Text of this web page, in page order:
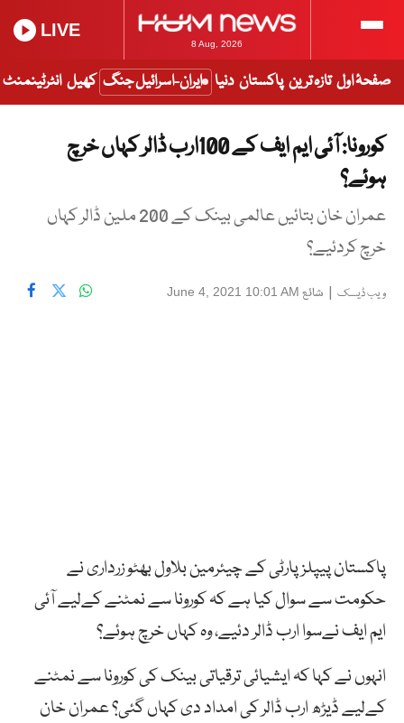
8 Aug, 2026
LIVE
صفحۂ اول تازہ ترین پاکستان دنیا ایران-اسرائیل جنگ کھیل انٹرٹینمنٹ
کورونا: آئی ایم ایف کے 100ارب ڈالر کہاں خرچ
ہوئے؟
عمران خان بتائیں عالمی بینک کے 200 ملین ڈالر کہاں
خرچ کردئیے؟
ویب ڈیسک | شائع June 4, 2021 10:01 AM
پاکستان پیپلزپارٹی کے چیئرمین بلاول بھٹو زرداری نے
حکومت سے سوال کیا ہے کہ کورونا سے نمٹنے کےلیے آئی
ایم ایف نےسوا ارب ڈالر دئیے، وہ کہاں خرچ ہوئے؟
انہوں نے کہا کہ ایشیائی ترقیاتی بینک کی کورونا سے نمٹنے
کےلیے ڈیڑھ ارب ڈالر کی امداد دی کہاں گئی؟ عمران خان